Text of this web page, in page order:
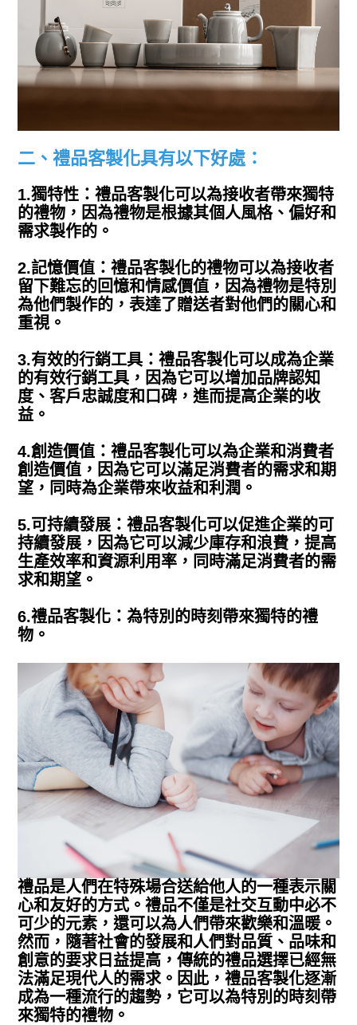
二、禮品客製化具有以下好處：
1.獨特性：禮品客製化可以為接收者帶來獨特
的禮物，因為禮物是根據其個人風格、偏好和
需求製作的。
2.記憶價值：禮品客製化的禮物可以為接收者
留下難忘的回憶和情感價值，因為禮物是特別
為他們製作的，表達了贈送者對他們的關心和
重視。
3.有效的行銷工具：禮品客製化可以成為企業
的有效行銷工具，因為它可以增加品牌認知
度、客戶忠誠度和口碑，進而提高企業的收
益。
4.創造價值：禮品客製化可以為企業和消費者
創造價值，因為它可以滿足消費者的需求和期
望，同時為企業帶來收益和利潤。
5.可持續發展：禮品客製化可以促進企業的可
持續發展，因為它可以減少庫存和浪費，提高
生產效率和資源利用率，同時滿足消費者的需
求和期望。
6.禮品客製化：為特別的時刻帶來獨特的禮
物。
禮品是人們在特殊場合送給他人的一種表示關
心和友好的方式。禮品不僅是社交互動中必不
可少的元素，還可以為人們帶來歡樂和溫暖。
然而，隨著社會的發展和人們對品質、品味和
創意的要求日益提高，傳統的禮品選擇已經無
法滿足現代人的需求。因此，禮品客製化逐漸
成為一種流行的趨勢，它可以為特別的時刻帶
來獨特的禮物。